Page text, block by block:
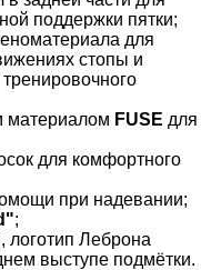
поддержки пятки;
для
стопы и
материалом FUSE для
для комфортного
при надевании;
;
логотип Леброна
выступе подмётки.